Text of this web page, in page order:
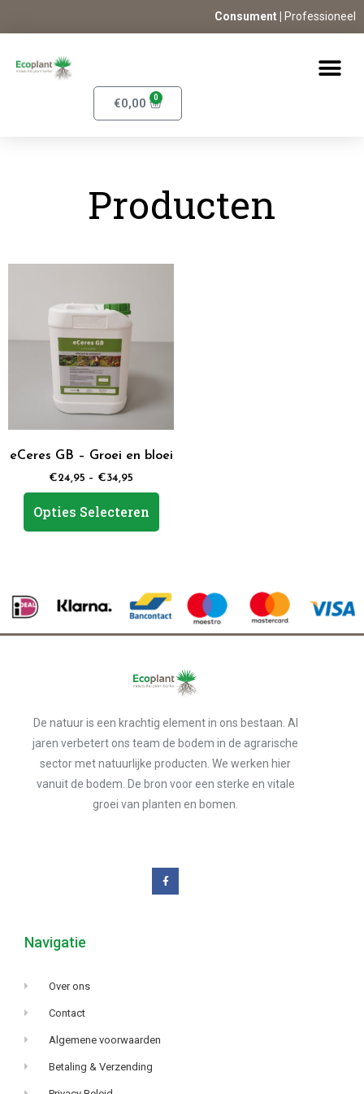
Consument | Professioneel
€0,00 0
Producten
eCeres GB – Groei en bloei
€24,95 – €34,95
Opties Selecteren
De natuur is een krachtig element in ons bestaan. Al
jaren verbetert ons team de bodem in de agrarische
sector met natuurlijke producten. We werken hier
vanuit de bodem. De bron voor een sterke en vitale
groei van planten en bomen.
Navigatie
Over ons
Contact
Algemene voorwaarden
Betaling & Verzending